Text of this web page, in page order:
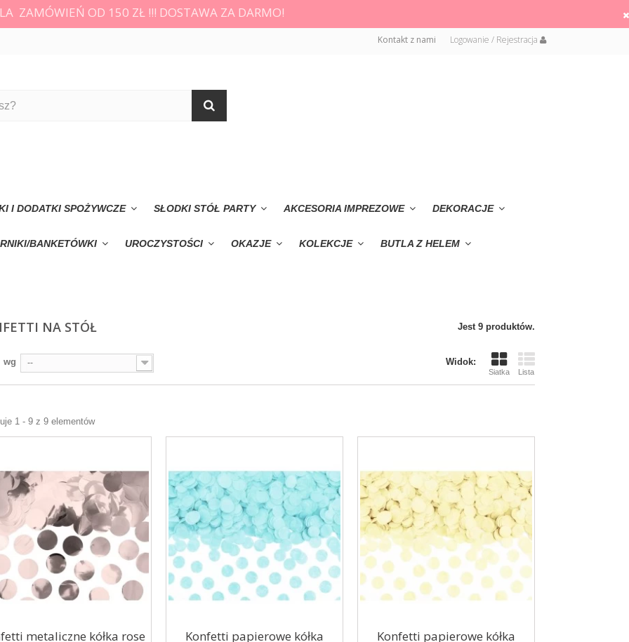
ZAMÓWIEŃ OD 150 ZŁ !!! DOSTAWA ZA DARMO!
Logowanie / Rejestracja
Kontakt z nami
I DODATKI SPOŻYWCZE SŁODKI STÓŁ PARTY AKCESORIA IMPREZOWE DEKORACJE
BANKETÓWKI UROCZYSTOŚCI OKAZJE KOLEKCJE BUTLA Z HELEM
Balony Cyfry 0-9
Fontanna tortowa
złota 25cm 1szt
NA STÓŁ Jest 9 produktów.
Widok:
Siatka Lista
wg --
1 - 9 z 9 elementów
metaliczne kółka rose
Konfetti papierowe kółka
Konfetti papierowe kółka